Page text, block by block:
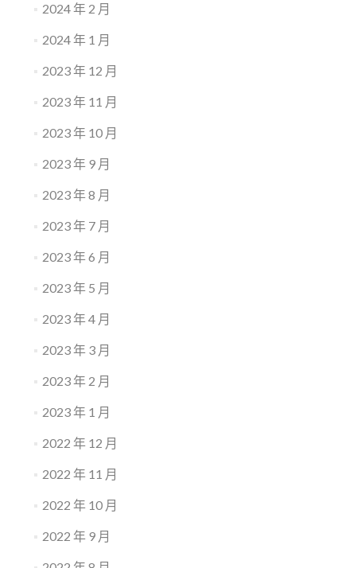
2024 年 2 月
2024 年 1 月
2023 年 12 月
2023 年 11 月
2023 年 10 月
2023 年 9 月
2023 年 8 月
2023 年 7 月
2023 年 6 月
2023 年 5 月
2023 年 4 月
2023 年 3 月
2023 年 2 月
2023 年 1 月
2022 年 12 月
2022 年 11 月
2022 年 10 月
2022 年 9 月